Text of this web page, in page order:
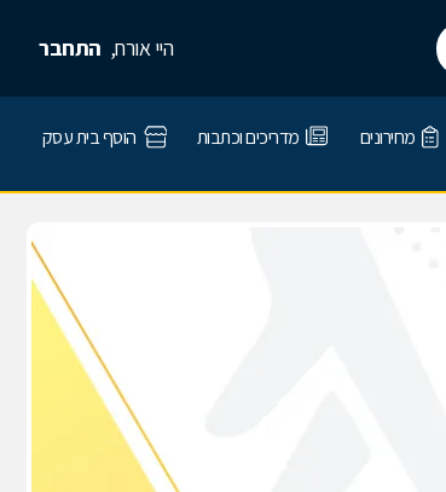
היי אורח, התחבר
מחירונים מדריכים וכתבות הוסף בית עסק